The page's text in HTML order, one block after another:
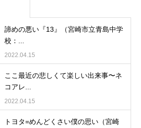
諦めの悪い『13』（宮崎市立青島中学
校：...
2022.04.15
ここ最近の悲しくて楽しい出来事〜ネ
コアレ...
2022.04.15
トヨタ=めんどくさい僕の思い（宮崎